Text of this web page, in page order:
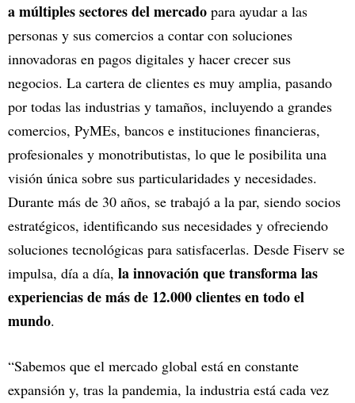
a múltiples sectores del mercado para ayudar a las
personas y sus comercios a contar con soluciones
innovadoras en pagos digitales y hacer crecer sus
negocios. La cartera de clientes es muy amplia, pasando
por todas las industrias y tamaños, incluyendo a grandes
comercios, PyMEs, bancos e instituciones financieras,
profesionales y monotributistas, lo que le posibilita una
visión única sobre sus particularidades y necesidades.
Durante más de 30 años, se trabajó a la par, siendo socios
estratégicos, identificando sus necesidades y ofreciendo
soluciones tecnológicas para satisfacerlas. Desde Fiserv se
impulsa, día a día, la innovación que transforma las
experiencias de más de 12.000 clientes en todo el
mundo.
“Sabemos que el mercado global está en constante
expansión y, tras la pandemia, la industria está cada vez